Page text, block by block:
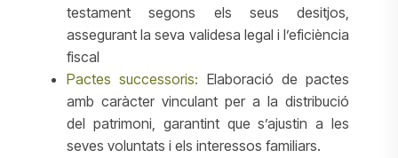
testament segons els seus desitjos,
assegurant la seva validesa legal i l’eficiència
fiscal
Pactes successoris: Elaboració de pactes
amb caràcter vinculant per a la distribució
del patrimoni, garantint que s’ajustin a les
seves voluntats i els interessos familiars.